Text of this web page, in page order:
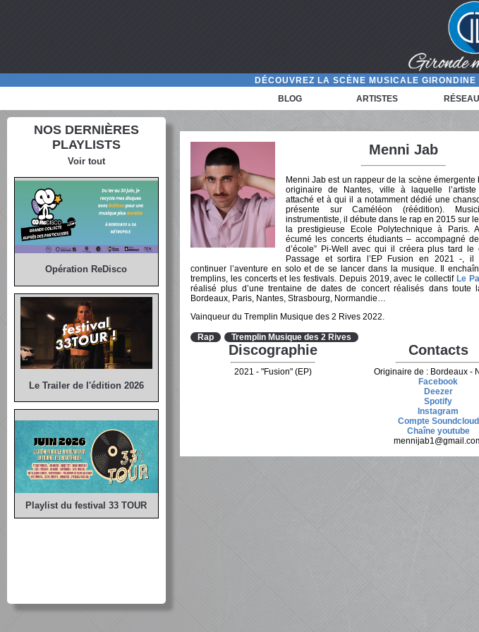
DÉCOUVREZ LA SCÈNE MUSICALE
BLOG
ARTISTES
NOS DERNIÈRES
PLAYLISTS
Voir tout
Opération ReDisco
Le Trailer de l'édition 2026
Playlist du festival 33 TOUR
Menni Jab
Menni Jab est un rappeur de la scène émergente
originaire de Nantes, ville à laquelle
attaché et à qui il a notamment dédié une
présente sur Caméléon (réédition).
instrumentiste, il débute dans le rap en 2015 sur
la prestigieuse Ecole Polytechnique à Paris.
écumé les concerts étudiants – accompagné
d’école” Pi-Well avec qui il créera plus tard le
Passage et sortira l’EP Fusion en 2021 -, il
continuer l’aventure en solo et de se lancer dans la musique. Il
tremplins, les concerts et les festivals. Depuis 2019, avec le collectif Le
réalisé plus d’une trentaine de dates de concert réalisés dans toute
Bordeaux, Paris, Nantes, Strasbourg, Normandie…
Vainqueur du Tremplin Musique des 2 Rives 2022.
Rap Tremplin Musique des 2 Rives
Discographie
2021 - "Fusion" (EP)
Contacts
Originaire de : Bordeaux -
Facebook
Deezer
Spotify
Instagram
Compte Soundcloud
Chaîne youtube